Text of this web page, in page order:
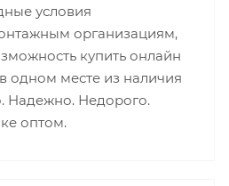
условия
организациям,
купить онлайн
одном месте из наличия
Надежно. Недорого.
оптом.